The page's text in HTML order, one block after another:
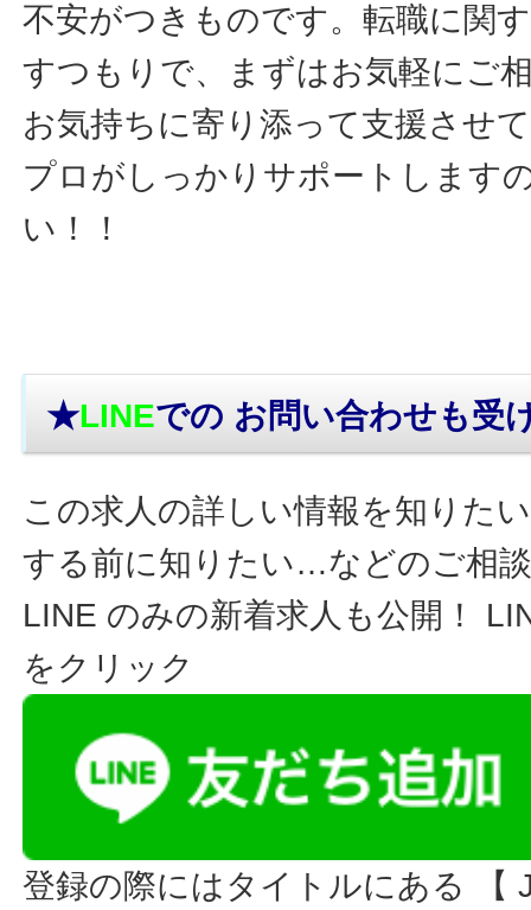
不安がつきものです。転職に関
すつもりで、まずはお気軽にご
お気持ちに寄り添って支援させ
プロがしっかりサポートします
い！！
★LINEでの お問い合わせも受
この求人の詳しい情報を知りた
する前に知りたい…などのご相
LINE のみの新着求人も公開！
をクリック
登録の際にはタイトルにある 【